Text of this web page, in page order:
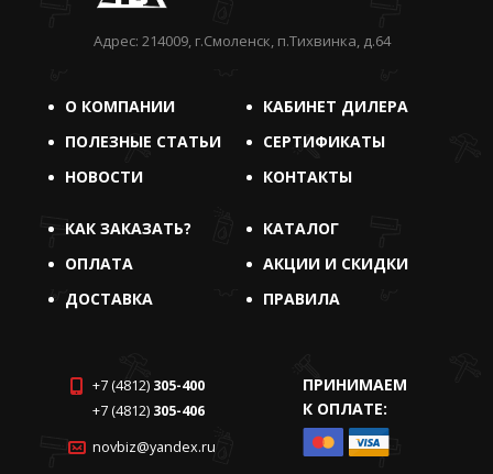
Адрес: 214009, г.Смоленск, п.Тихвинка, д.64
О КОМПАНИИ
КАБИНЕТ ДИЛЕРА
ПОЛЕЗНЫЕ СТАТЬИ
СЕРТИФИКАТЫ
НОВОСТИ
КОНТАКТЫ
КАК ЗАКАЗАТЬ?
КАТАЛОГ
ОПЛАТА
АКЦИИ И СКИДКИ
ДОСТАВКА
ПРАВИЛА
+7 (4812) 305-400
+7 (4812) 305-406
novbiz@yandex.ru
ПРИНИМАЕМ
К ОПЛАТЕ: